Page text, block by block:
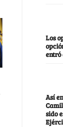
Los
entró
Así
sido